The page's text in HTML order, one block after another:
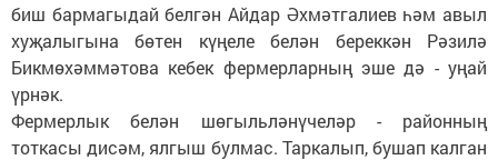
биш бармагыдай белгән Айдар Әхмәтгалиев һәм авыл
хуҗалыгына бөтен күңеле белән береккән Рәзилә
Бикмөхәммәтова кебек фермерларның эше дә - уңай
үрнәк.
Фермерлык белән шөгыльләнүчеләр - районның
тоткасы дисәм, ялгыш булмас. Таркалып, бушап калган